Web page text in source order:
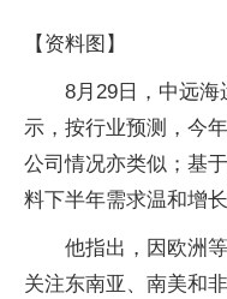
【资料图】
8月29日，中远
示，按行业预测，今
公司情况亦类似；基
料下半年需求温和增
他指出，因欧洲
关注东南亚、南美和